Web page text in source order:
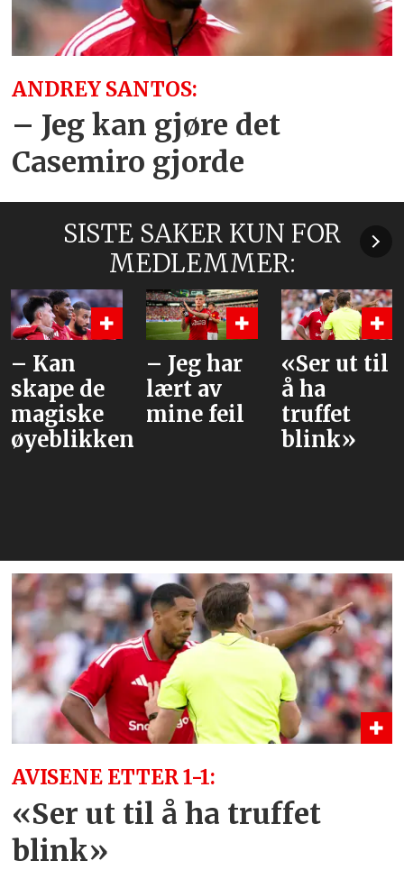
ANDREY SANTOS:
– Jeg kan gjøre det
Casemiro gjorde
SISTE SAKER KUN FOR
MEDLEMMER:
Kan
de
– Jeg har
lært av
mine feil
«Ser ut til
å ha
truffet
blink»
AVISENE ETTER 1-1:
«Ser ut til å ha truffet
blink»